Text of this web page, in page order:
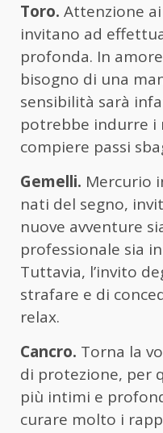
Toro. Attenzione
invitano ad
profonda. In
bisogno di una
sensibilità sarà
potrebbe indurre i
compiere passi
Gemelli. Mercurio
nati del segno,
nuove avventure
professionale sia
Tuttavia, l’invito
strafare e di
relax.
Cancro. Torna la
di protezione, per
più intimi e
curare molto i